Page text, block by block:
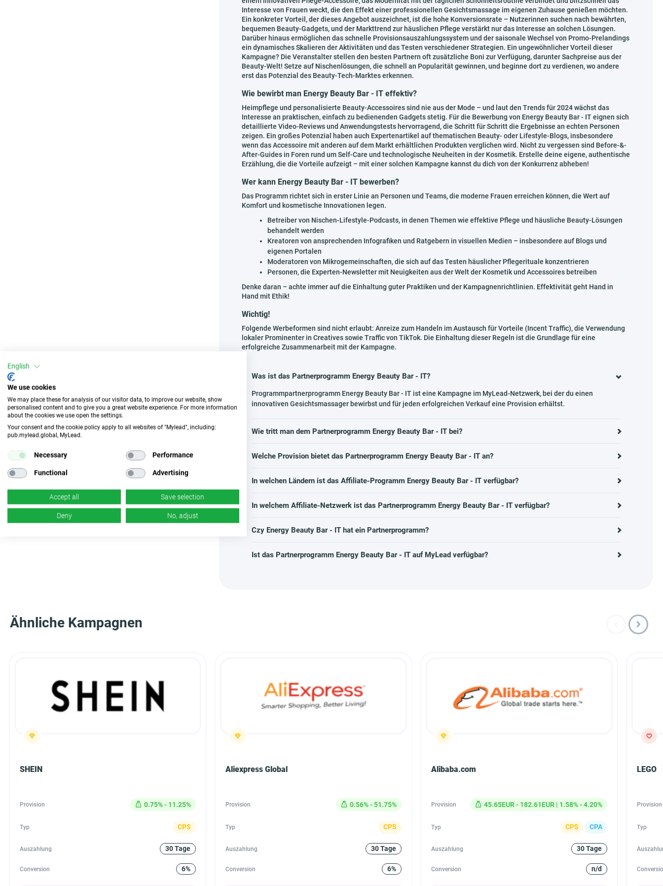
Interesse von Frauen weckt, die den Effekt einer professionellen Gesichtsmassage im eigenen Zuhause genießen möchten.
Ein konkreter Vorteil, der dieses Angebot auszeichnet, ist die hohe Konversionsrate – Nutzerinnen suchen nach bewährten,
bequemen Beauty-Gadgets, und der Markttrend zur häuslichen Pflege verstärkt nur das Interesse an solchen Lösungen.
Darüber hinaus ermöglichen das schnelle Provisionsauszahlungssystem und der saisonale Wechsel von Promo-Prelandings
ein dynamisches Skalieren der Aktivitäten und das Testen verschiedener Strategien. Ein ungewöhnlicher Vorteil dieser
Kampagne? Die Veranstalter stellen den besten Partnern oft zusätzliche Boni zur Verfügung, darunter Sachpreise aus der
Beauty-Welt! Setze auf Nischenlösungen, die schnell an Popularität gewinnen, und beginne dort zu verdienen, wo andere
erst das Potenzial des Beauty-Tech-Marktes erkennen.
Wie bewirbt man Energy Beauty Bar - IT effektiv?
Heimpflege und personalisierte Beauty-Accessoires sind nie aus der Mode – und laut den Trends für 2024 wächst das
Interesse an praktischen, einfach zu bedienenden Gadgets stetig. Für die Bewerbung von Energy Beauty Bar - IT eignen sich
detaillierte Video-Reviews und Anwendungstests hervorragend, die Schritt für Schritt die Ergebnisse an echten Personen
zeigen. Ein großes Potenzial haben auch Expertenartikel auf thematischen Beauty- oder Lifestyle-Blogs, insbesondere
wenn das Accessoire mit anderen auf dem Markt erhältlichen Produkten verglichen wird. Nicht zu vergessen sind Before-&-
After-Guides in Foren rund um Self-Care und technologische Neuheiten in der Kosmetik. Erstelle deine eigene, authentische
Erzählung, die die Vorteile aufzeigt – mit einer solchen Kampagne kannst du dich von der Konkurrenz abheben!
Wer kann Energy Beauty Bar - IT bewerben?
Das Programm richtet sich in erster Linie an Personen und Teams, die moderne Frauen erreichen können, die Wert auf
Komfort und kosmetische Innovationen legen.
Betreiber von Nischen-Lifestyle-Podcasts, in denen Themen wie effektive Pflege und häusliche Beauty-Lösungen
behandelt werden
Kreatoren von ansprechenden Infografiken und Ratgebern in visuellen Medien – insbesondere auf Blogs und
eigenen Portalen
Moderatoren von Mikrogemeinschaften, die sich auf das Testen häuslicher Pflegerituale konzentrieren
Personen, die Experten-Newsletter mit Neuigkeiten aus der Welt der Kosmetik und Accessoires betreiben
Denke daran – achte immer auf die Einhaltung guter Praktiken und der Kampagnenrichtlinien. Effektivität geht Hand in
Hand mit Ethik!
Wichtig!
Folgende Werbeformen sind nicht erlaubt: Anreize zum Handeln im Austausch für Vorteile (Incent Traffic), die Verwendung
lokaler Prominenter in Creatives sowie Traffic von TikTok. Die Einhaltung dieser Regeln ist die Grundlage für eine
erfolgreiche Zusammenarbeit mit der Kampagne.
Was ist das Partnerprogramm Energy Beauty Bar - IT?
Programmpartnerprogramm Energy Beauty Bar - IT ist eine Kampagne im MyLead-Netzwerk, bei der du einen
innovativen Gesichtsmassager bewirbst und für jeden erfolgreichen Verkauf eine Provision erhältst.
Wie tritt man dem Partnerprogramm Energy Beauty Bar - IT bei?
Welche Provision bietet das Partnerprogramm Energy Beauty Bar - IT an?
In welchen Ländern ist das Affiliate-Programm Energy Beauty Bar - IT verfügbar?
In welchem Affiliate-Netzwerk ist das Partnerprogramm Energy Beauty Bar - IT verfügbar?
Czy Energy Beauty Bar - IT hat ein Partnerprogramm?
Ist das Partnerprogramm Energy Beauty Bar - IT auf MyLead verfügbar?
Ähnliche Kampagnen
SHEIN
Provision 0.75% - 11.25%
Typ CPS
Auszahlung 30 Tage
Conversion 6%
Aliexpress Global
Provision 0.56% - 51.75%
Typ CPS
Auszahlung 30 Tage
Conversion 6%
Alibaba.com
Provision 45.65EUR - 182.61EUR | 1.58% - 4.20%
Typ CPS CPA
Auszahlung 30 Tage
Conversion n/d
LEGO
Provision
Typ
English
We use cookies
We may place these for analysis of our visitor data, to improve our website, show
personalised content and to give you a great website experience. For more information
about the cookies we use open the settings.
Your consent and the cookie policy apply to all websites of "Mylead", including:
pub.mylead.global, MyLead.
Necessary Performance
Functional Advertising
Accept all Save selection
Deny No, adjust